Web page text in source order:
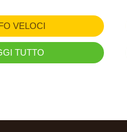
VELOCI
TUTTO